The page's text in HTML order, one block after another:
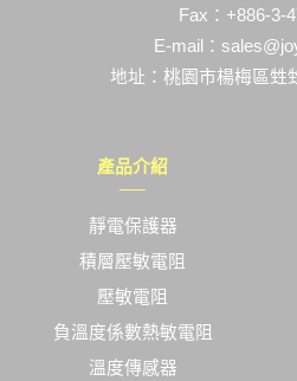
Fax：+886-3-
E-mail：
地址：桃園市楊梅區甡
產品介紹
靜電保護器
積層壓敏電阻
壓敏電阻
負溫度係數熱敏電阻
溫度傳感器